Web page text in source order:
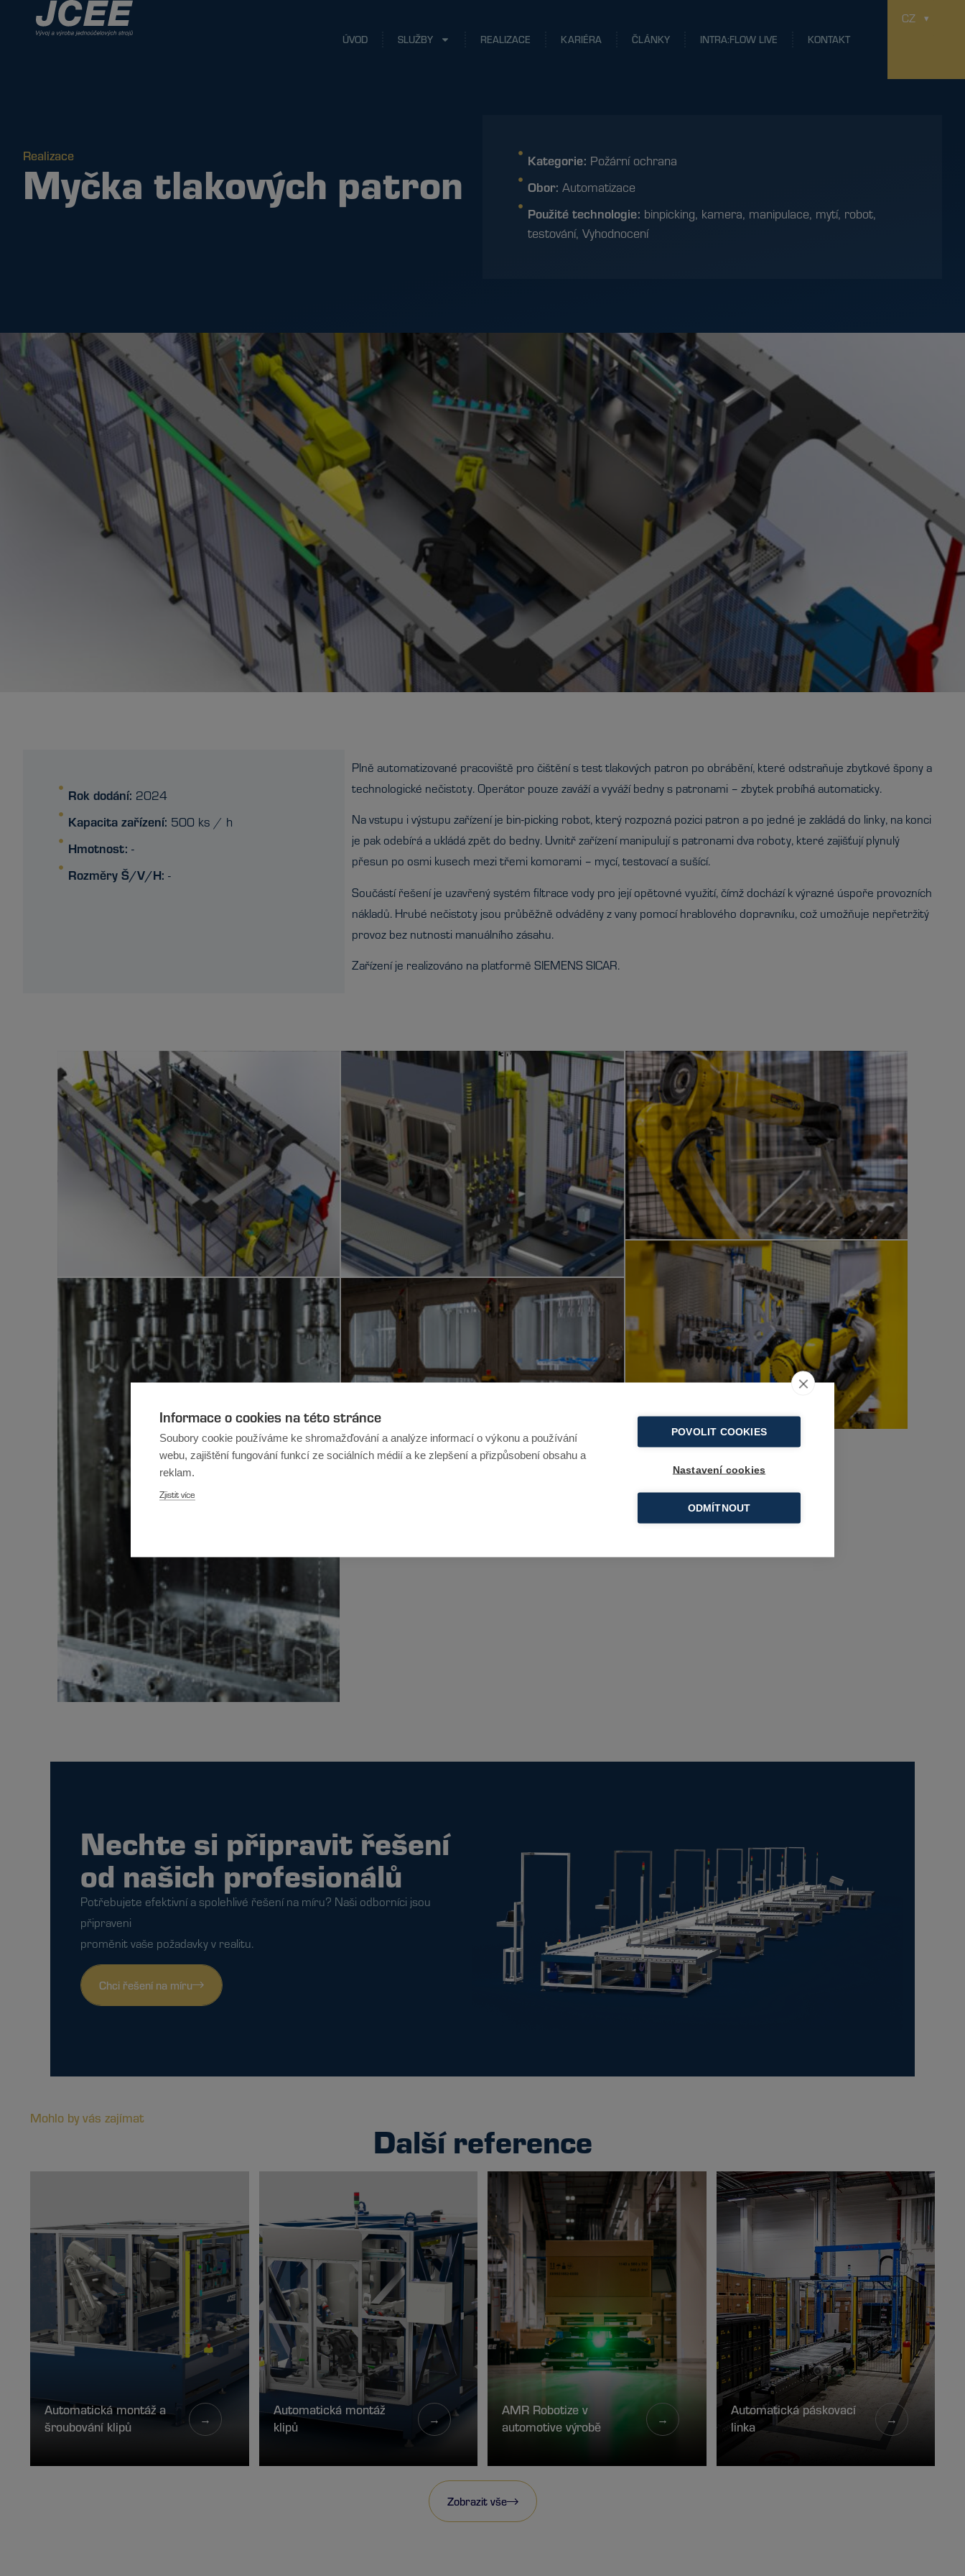
ÚVOD SLUŽBY REALIZACE KARIÉRA ČLÁNKY INTRA:FLOW LIVE KONTAKT
CZ
Realizace
Myčka tlakových patron Kategorie: Požární ochrana
Obor: Automatizace
Použité technologie: binpicking, kamera, manipulace, mytí, robot,
testování, Vyhodnocení
Rok dodání: 2024
Kapacita zařízení: 500 ks / h
Hmotnost: -
Rozměry Š/V/H: -
Plně automatizované pracoviště pro čištění s test tlakových patron po obrábění, které odstraňuje zbytkové špony a
technologické nečistoty. Operátor pouze zaváží a vyváží bedny s patronami – zbytek probíhá automaticky.
Na vstupu i výstupu zařízení je bin-picking robot, který rozpozná pozici patron a po jedné je zakládá do linky, na konci
je pak odebírá a ukládá zpět do bedny. Uvnitř zařízení manipulují s patronami dva roboty, které zajišťují plynulý
přesun po osmi kusech mezi třemi komorami – mycí, testovací a sušící.
Součástí řešení je uzavřený systém filtrace vody pro její opětovné využití, čímž dochází k výrazné úspoře provozních
nákladů. Hrubé nečistoty jsou průběžně odváděny z vany pomocí hrablového dopravníku, což umožňuje nepřetržitý
provoz bez nutnosti manuálního zásahu.
Zařízení je realizováno na platformě SIEMENS SICAR.
Nechte si připravit řešení
od našich profesionálů
Potřebujete efektivní a spolehlivé řešení na míru? Naši odborníci jsou
připraveni
proměnit vaše požadavky v realitu.
Chci řešení na míru
Mohlo by vás zajímat
Další reference
Automatická montáž a
šroubování klipů
→
Automatická montáž
klipů
→
AMR Robotize v
automotive výrobě
→
Automatická páskovací
linka
→
Zobrazit vše
Informace o cookies na této stránce
Soubory cookie používáme ke shromažďování a analýze informací o výkonu a používání
webu, zajištění fungování funkcí ze sociálních médií a ke zlepšení a přizpůsobení obsahu a
reklam.
Zjistit více
POVOLIT COOKIES
Nastavení cookies
ODMÍTNOUT